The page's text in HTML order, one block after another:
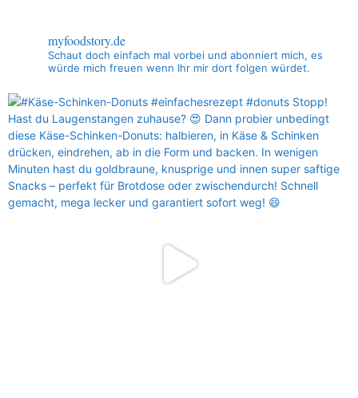
myfoodstory.de
Schaut doch einfach mal vorbei und abonniert mich, es
würde mich freuen wenn Ihr mir dort folgen würdet.